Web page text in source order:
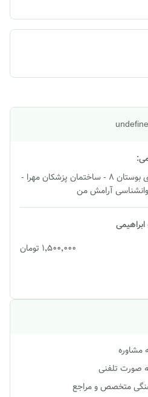
:
تهران - خیابان پاسداران - ابتدای بوستان 8 - ساختمان پزشکان مهرا -
۱٬۵۰۰٬۰۰۰ تومان
مشاوره
صورت تلفنی
متخصص و مراجع